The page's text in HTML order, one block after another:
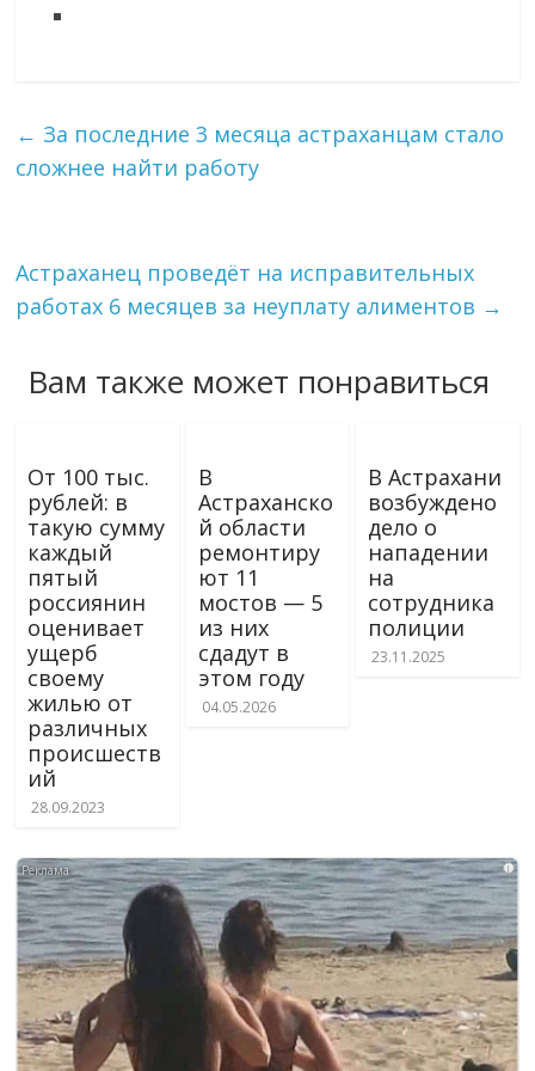
← За последние 3 месяца астраханцам стало
сложнее найти работу
Астраханец проведёт на исправительных
работах 6 месяцев за неуплату алиментов →
Вам также может понравиться
От 100 тыс.
рублей: в
такую сумму
каждый
пятый
россиянин
оценивает
ущерб
своему
жилью от
различных
происшеств
ий
28.09.2023
В
Астраханско
й области
ремонтиру
ют 11
мостов — 5
из них
сдадут в
этом году
04.05.2026
В Астрахани
возбуждено
дело о
нападении
на
сотрудника
полиции
23.11.2025
i